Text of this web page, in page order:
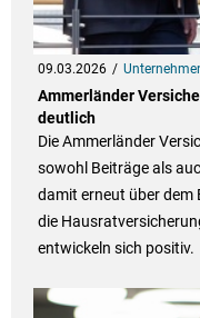
09.03.2026
Ammerländer
deutlich
Die Ammerländer
sowohl Beiträge als
damit erneut über dem
die
entwickeln sich positiv.